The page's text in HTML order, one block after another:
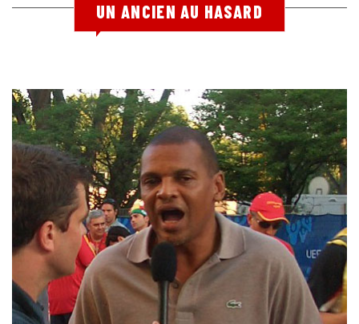
UN ANCIEN AU HASARD